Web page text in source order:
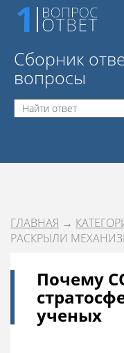
Сборник
вопросы
ГЛАВНАЯ →
РАСКРЫЛИ
Почему
ученых